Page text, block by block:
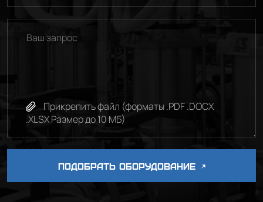
Прикрепить файл (форматы .PDF .DOCX
.XLSX Размер до 10 МБ)
ПОДОБРАТЬ ОБОРУДОВАНИЕ